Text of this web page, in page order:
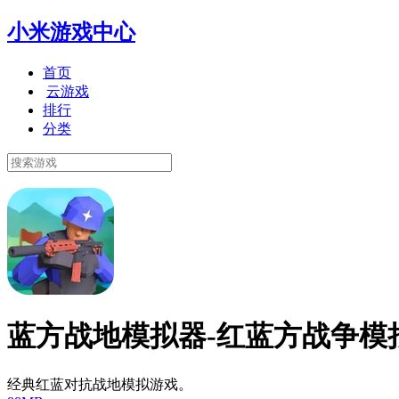
小米游戏中心
首页
云游戏
排行
分类
蓝方战地模拟器-红蓝方战争模
经典红蓝对抗战地模拟游戏。